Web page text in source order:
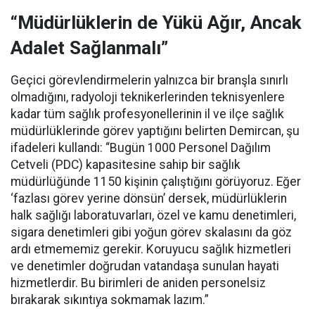
“Müdürlüklerin de Yükü Ağır, Ancak
Adalet Sağlanmalı”
Geçici görevlendirmelerin yalnızca bir branşla sınırlı
olmadığını, radyoloji teknikerlerinden teknisyenlere
kadar tüm sağlık profesyonellerinin il ve ilçe sağlık
müdürlüklerinde görev yaptığını belirten Demircan, şu
ifadeleri kullandı: “Bugün 1000 Personel Dağılım
Cetveli (PDC) kapasitesine sahip bir sağlık
müdürlüğünde 1150 kişinin çalıştığını görüyoruz. Eğer
‘fazlası görev yerine dönsün’ dersek, müdürlüklerin
halk sağlığı laboratuvarları, özel ve kamu denetimleri,
sigara denetimleri gibi yoğun görev skalasını da göz
ardı etmememiz gerekir. Koruyucu sağlık hizmetleri
ve denetimler doğrudan vatandaşa sunulan hayati
hizmetlerdir. Bu birimleri de aniden personelsiz
bırakarak sıkıntıya sokmamak lazım.”